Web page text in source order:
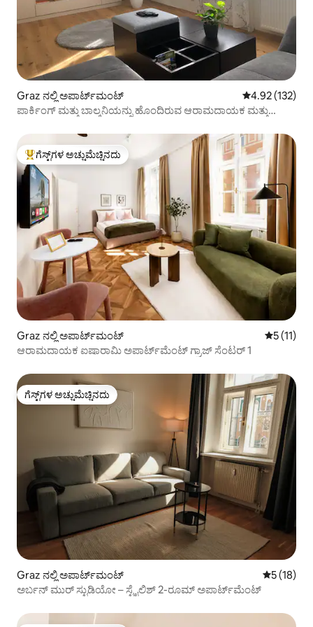
Graz ನಲ್ಲಿ ಅಪಾರ್ಟ್‌ಮಂಟ್ 5 ರಲ್ಲಿ 4.92
4.92 (132)
ಪಾರ್ಕಿಂಗ್ ಮತ್ತು ಬಾಲ್ಕನಿಯನ್ನು ಹೊಂದಿರುವ ಆರಾಮದಾಯಕ ಮತ್ತು
ಗೆಸ್ಟ್‌ಗಳಿಗೆ ಅತಿ ಹೆಚ್ಚು ಅಚ್ಚುಮೆಚ್ಚಿನದು
ಗೆಸ್ಟ್‌ಗಳ ಅಚ್ಚುಮೆಚ್ಚಿನದು
Graz ನಲ್ಲಿ ಅಪಾರ್ಟ್‌ಮಂಟ್ 5 ರಲ್ಲಿ 5
5 (11)
ಆರಾಮದಾಯಕ ಐಷಾರಾಮಿ ಅಪಾರ್ಟ್‌ಮೆಂಟ್ ಗ್ರಾಜ್ ಸೆಂಟರ್ 1
ಗೆಸ್ಟ್‌ಗಳ ಅಚ್ಚುಮೆಚ್ಚಿನದು
ಗೆಸ್ಟ್‌ಗಳ ಅಚ್ಚುಮೆಚ್ಚಿನದು
Graz ನಲ್ಲಿ ಅಪಾರ್ಟ್‌ಮಂಟ್ 5 ರಲ್ಲಿ 5
5 (18)
ಅರ್ಬನ್ ಮುರ್ ಸ್ಟುಡಿಯೋ – ಸ್ಟೈಲಿಶ್ 2-ರೂಮ್ ಅಪಾರ್ಟ್‌ಮೆಂಟ್